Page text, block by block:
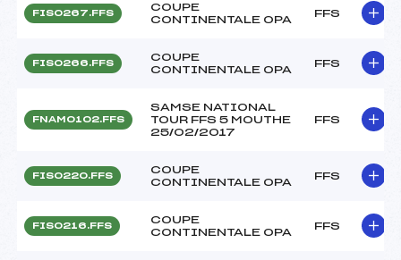
FIS0267.FFS
COUPE
CONTINENTALE OPA
FFS
FIS0266.FFS
COUPE
CONTINENTALE OPA
FFS
FNAM0102.FFS
SAMSE NATIONAL
TOUR FFS 5 MOUTHE
25/02/2017
FFS
FIS0220.FFS
COUPE
CONTINENTALE OPA
FFS
FIS0216.FFS
COUPE
CONTINENTALE OPA
FFS